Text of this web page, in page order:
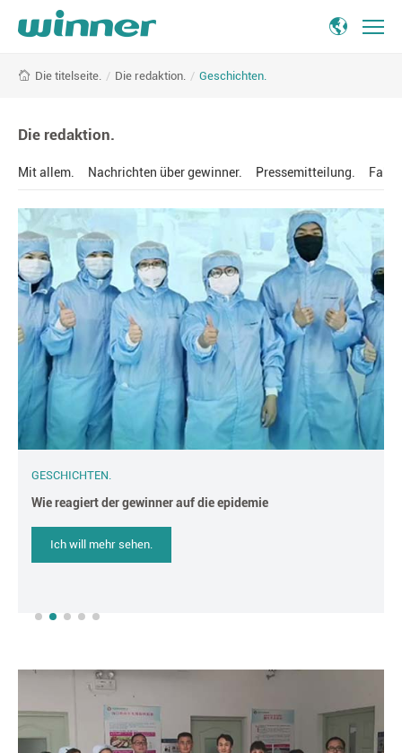
Die titelseite. / Die redaktion. / Geschichten.
Die redaktion.
Mit allem. Nachrichten über gewinner. Pressemitteilung.
GESCHICHTEN.
Die stadt schenzler spendete in 24 länder gastfreundschaft
für die Von 1,5 millionen benutzten mundschutzmasken
Ich will mehr sehen.